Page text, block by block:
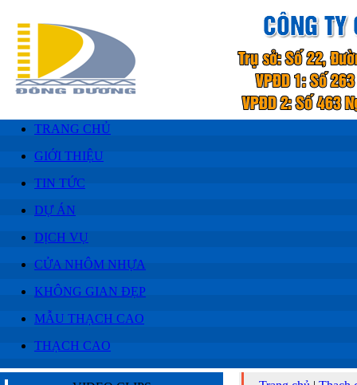
TRANG CHỦ
GIỚI THIỆU
TIN TỨC
DỰ ÁN
DỊCH VỤ
CỬA NHÔM NHỰA
KHÔNG GIAN ĐẸP
MẪU THẠCH CAO
THẠCH CAO